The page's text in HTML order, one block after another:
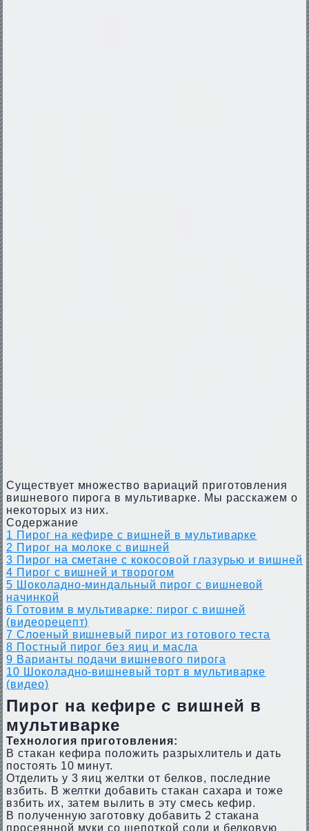
Существует множество вариаций приготовления
вишневого пирога в мультиварке. Мы расскажем о
некоторых из них.
Содержание
1 Пирог на кефире с вишней в мультиварке
2 Пирог на молоке с вишней
3 Пирог на сметане с кокосовой глазурью и вишней
4 Пирог с вишней и творогом
5 Шоколадно-миндальный пирог с вишневой
начинкой
6 Готовим в мультиварке: пирог с вишней
(видеорецепт)
7 Слоеный вишневый пирог из готового теста
8 Постный пирог без яиц и масла
9 Варианты подачи вишневого пирога
10 Шоколадно-вишневый торт в мультиварке
(видео)
Пирог на кефире с вишней в
мультиварке
Технология приготовления:
В стакан кефира положить разрыхлитель и дать
постоять 10 минут.
Отделить у 3 яиц желтки от белков, последние
взбить. В желтки добавить стакан сахара и тоже
взбить их, затем вылить в эту смесь кефир.
В полученную заготовку добавить 2 стакана
просеянной муки со щепоткой соли и белковую